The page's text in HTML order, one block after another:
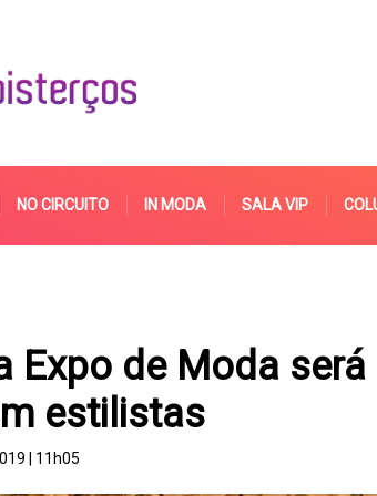
NO CIRCUITO IN MODA SALA VIP
Expo de Moda
estilistas
| 11h05